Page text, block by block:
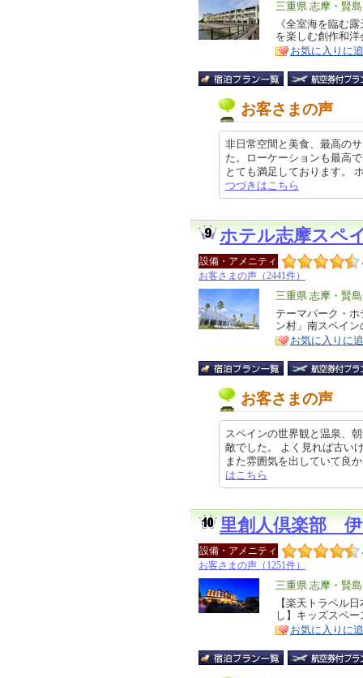
エ
リ
ア
三重県 志摩・賢島
特
徴
《全室海を臨む
を楽しむ創作和
お気に入りに
お客さまの声
非日常空間と美食、最高の
た。ローケーションも最高
とても満足しております。
つづきはこちら
ホテル志摩スペ
設備・アメニティ
お客さまの声（2441件）
エ
リ
ア
三重県 志摩・賢島
特
徴
テーマパーク・
ン村」南スペイ
お気に入りに
お客さまの声
スペインの世界観と温泉、
敵でした。 よく見れば古い
また雰囲気を出していて良
はこちら
里創人倶楽部 伊
設備・アメニティ
お客さまの声（1251件）
エ
リ
ア
三重県 志摩・賢島
特
徴
【楽天トラベル
し】キッズスペ
お気に入りに